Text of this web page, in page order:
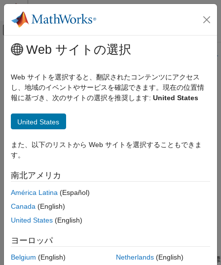
コンテンツへスキップ
オフキャンバス ナビゲーション メ
ドキュメンテーションのホーム
Navigation Toolbox
モーション プランニング
show
構文
説明
入力引数
出力引数
バージョン履歴
参考
メインコンテンツ
このページの内容は最新ではありません。最新版の英語を参照す
show
衝突ジオメトリの表示
構文
show(geom,"Parent",AX)
ax = show(
___)
説明
表示します。関数で自動的にテッセレーションが生成されます。
show( geom,"Parent",
は、衝突ジオメトリをプロットする座標
Web サイトの選択
Web サイトを選択すると、翻訳されたコンテンツにアクセス
し、地域のイベントやサービスを確認できます。現在の位置情
報に基づき、次のサイトの選択を推奨します: United States
United States
また、以下のリストから Web サイトを選択することもできま
す。
南北アメリカ
América Latina (Español)
Canada (English)
United States (English)
ヨーロッパ
Belgium (English)
Netherlands(English)